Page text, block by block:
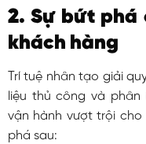
2. Sự bứt phá
khách hàng
Trí tuệ nhân tạo giải
liệu thủ công và
vận hành vượt trội
phá sau: